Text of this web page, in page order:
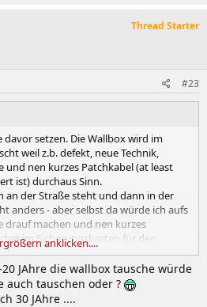
Thread Starter
#23
davor setzen. Die Wallbox wird im
weil z.b. defekt, neue Technik,
und nen kurzes Patchkabel (at least
ist) durchaus Sinn.
an der Straße steht und dann in der
anders - aber selbst da würde ich aufs
drauf machen und nen kurzes
im Sicherungskasten für den
anklicken....
JAhre die wallbox tausche würde
auch tauschen oder ?
30 JAhre ....